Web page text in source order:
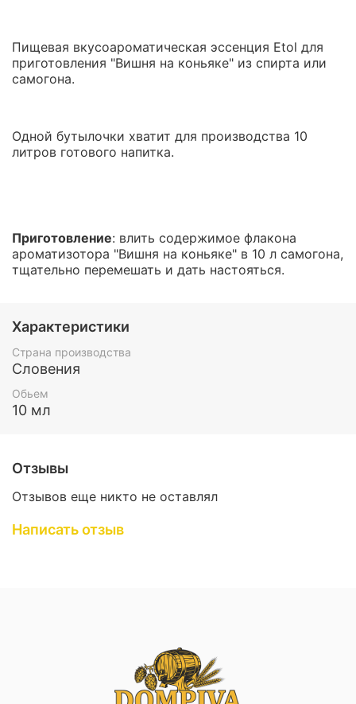
Пищевая вкусоароматическая эссенция Etol для
приготовления "Вишня на коньяке" из спирта или
самогона.
Одной бутылочки хватит для производства 10
литров готового напитка.
Приготовление: влить содержимое флакона
ароматизотора "Вишня на коньяке" в 10 л самогона,
тщательно перемешать и дать настояться.
Характеристики
Страна производства
Словения
Обьем
10 мл
Отзывы
Отзывов еще никто не оставлял
Написать отзыв